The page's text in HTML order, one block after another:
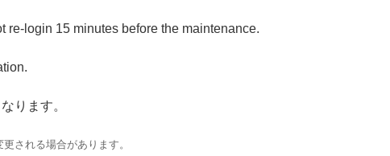
re-login 15 minutes before the maintenance.
ります。
される場合があります。